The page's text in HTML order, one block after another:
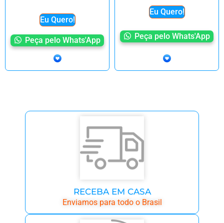
Eu Quero!
Peça pelo Whats'App
Eu Quero!
Peça pelo Whats'App
RECEBA EM CASA
Enviamos para todo o Brasil